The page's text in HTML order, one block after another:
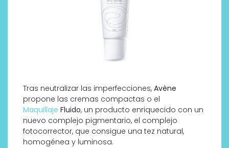
Tras neutralizar las imperfecciones, Avène
propone las cremas compactas o el
Maquillaje Fluido, un producto enriquecido con un
nuevo complejo pigmentario, el complejo
fotocorrector, que consigue una tez natural,
homogénea y luminosa.